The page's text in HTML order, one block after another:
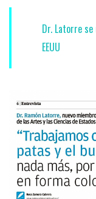
Dr. Latorre
EEUU